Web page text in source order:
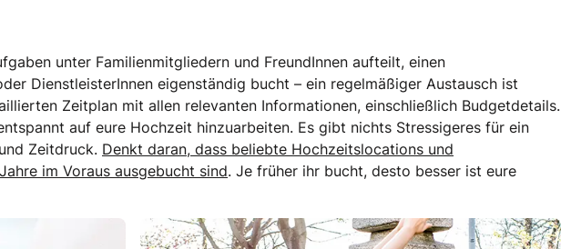
unter Familienmitgliedern und FreundInnen aufteilt, einen
DienstleisterInnen eigenständig bucht – ein regelmäßiger Austausch ist
Zeitplan mit allen relevanten Informationen, einschließlich Budgetdetails.
auf eure Hochzeit hinzuarbeiten. Es gibt nichts Stressigeres für ein
Zeitdruck. Denkt daran, dass beliebte Hochzeitslocations und
im Voraus ausgebucht sind. Je früher ihr bucht, desto besser ist eure